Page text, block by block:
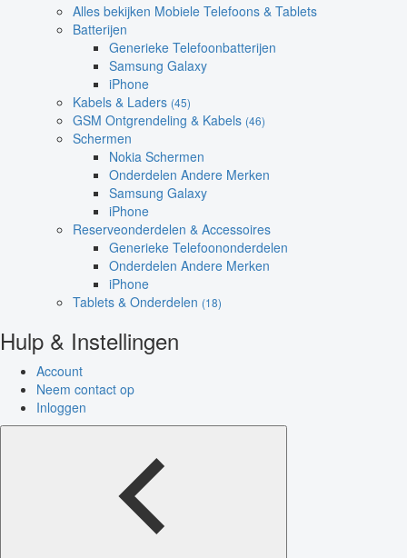
Alles bekijken Mobiele Telefoons & Tablets
Batterijen
Generieke Telefoonbatterijen
Samsung Galaxy
iPhone
Kabels & Laders (45)
GSM Ontgrendeling & Kabels (46)
Schermen
Nokia Schermen
Onderdelen Andere Merken
Samsung Galaxy
iPhone
Reserveonderdelen & Accessoires
Generieke Telefoononderdelen
Onderdelen Andere Merken
iPhone
Tablets & Onderdelen (18)
Hulp & Instellingen
Account
Neem contact op
Inloggen